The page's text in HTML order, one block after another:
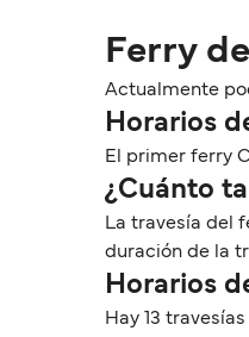
Ferry
Actualmente
Horarios
El primer ferry
¿Cuánto
La travesía del
duración de la
Horarios
Hay 13